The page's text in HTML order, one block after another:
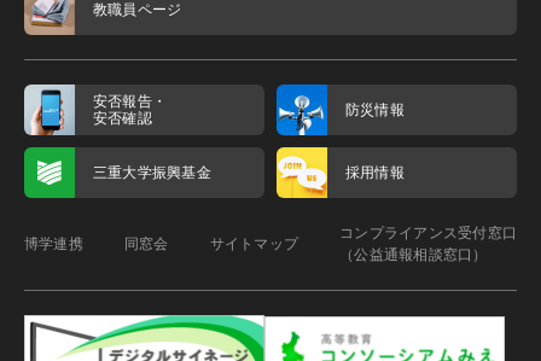
教職員ページ
安否報告・
安否確認
防災情報
三重大学振興基金 採用情報
博学連携 同窓会 サイトマップ
コンプライアンス受付窓口
（公益通報相談窓口）